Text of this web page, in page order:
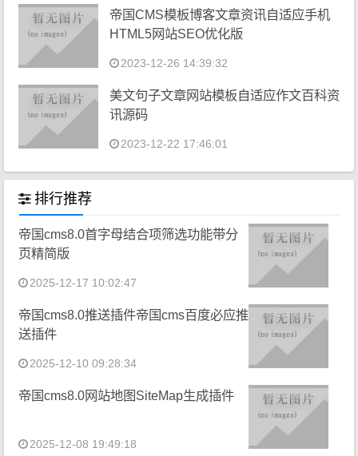
帝国CMS模板博客文章资讯自适应手机
HTML5网站SEO优化版
2023-12-26 14:39:32
美文句子文章网站模板自适应作文百科资
讯源码
2023-12-22 17:46:01
排行推荐
帝国cms8.0首字母结合项筛选功能带分
页精简版
2025-12-17 10:02:47
帝国cms8.0推送插件帝国cms百度必应推
送插件
2025-12-10 09:28:34
帝国cms8.0网站地图SiteMap生成插件
2025-12-08 19:49:18